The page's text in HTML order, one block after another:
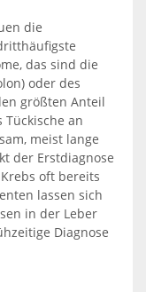
die
das sind die
oder des
größten Anteil
an
meist lange
der Erstdiagnose
oft bereits
lassen sich
in der Leber
Diagnose